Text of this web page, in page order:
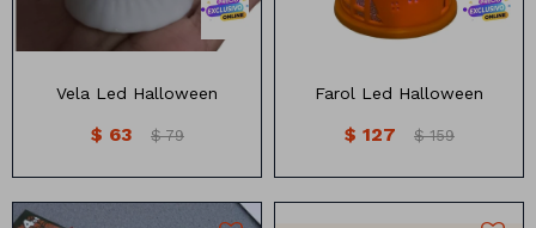
Vela Led Halloween
$ 63 $ 79
Farol Led Halloween
$ 127 $ 159